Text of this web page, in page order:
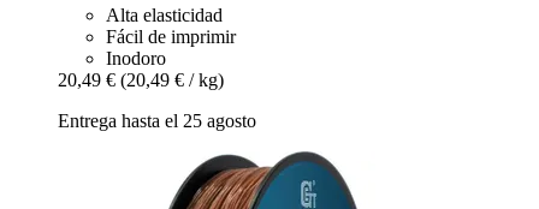
Alta elasticidad
Fácil de imprimir
Inodoro
20,49 € (20,49 € / kg)
Entrega hasta el 25 agosto